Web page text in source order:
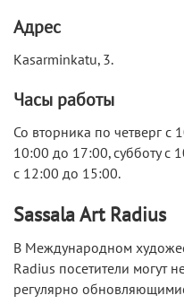
Адрес
Kasarminkatu, 3.
Часы работы
Со вторника по четверг с
10:00 до 17:00, субботу с
с 12:00 до 15:00.
Sassala Art Radius
В Международном
Radius посетители могут
регулярно